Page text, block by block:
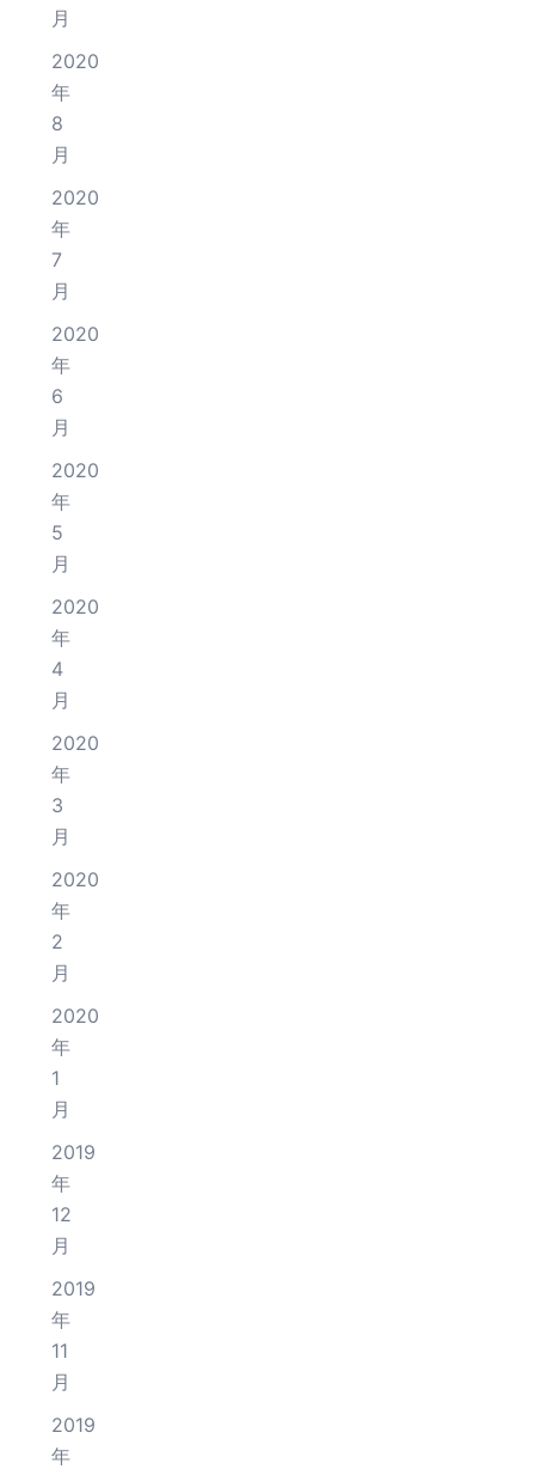
月
2020
年
8
月
2020
年
7
月
2020
年
6
月
2020
年
5
月
2020
年
4
月
2020
年
3
月
2020
年
2
月
2020
年
1
月
2019
年
12
月
2019
年
11
月
2019
年